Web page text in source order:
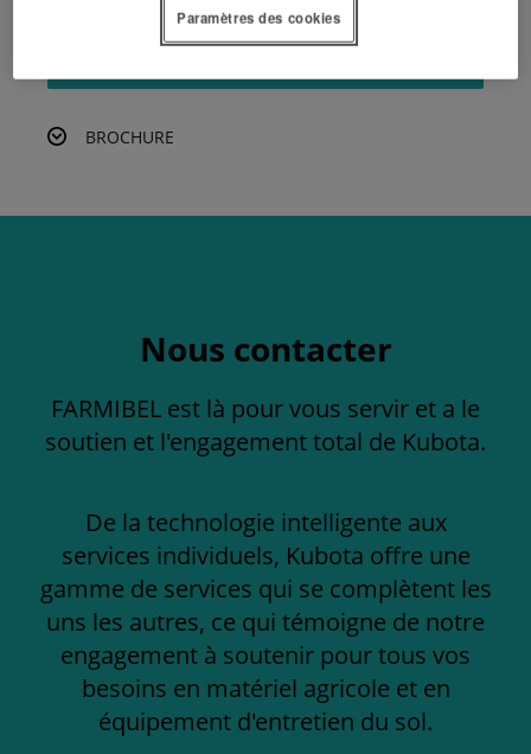
BROCHURE
Nous contacter
FARMIBEL est là pour vous servir et a le
soutien et l'engagement total de Kubota.
De la technologie intelligente aux
services individuels, Kubota offre une
gamme de services qui se complètent les
uns les autres, ce qui témoigne de notre
engagement à soutenir pour tous vos
besoins en matériel agricole et en
équipement d'entretien du sol.
Paramètres des cookies